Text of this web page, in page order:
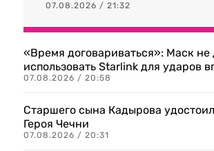
07.08.2026 / 21:32
«Время договариваться»: Маск не
использовать Starlink для ударов
07.08.2026 / 20:58
Старшего сына Кадырова
Героя Чечни
07.08.2026 / 20:31